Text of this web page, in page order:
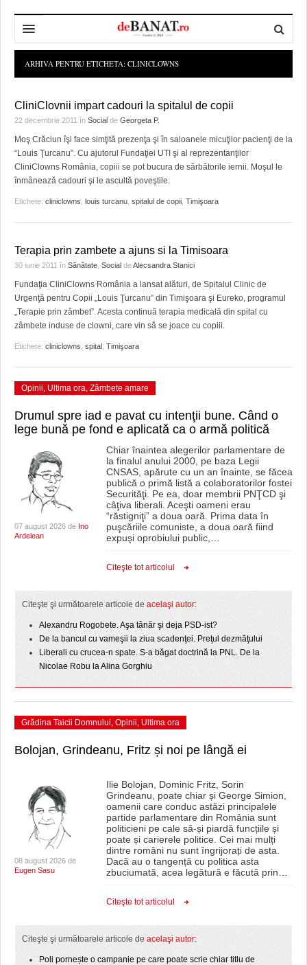
REDACȚIA DEBANAT
POLITICA DE COOKIES
POLITICA DE CONFIDENȚIALITATE
PRIMĂRIA TIMIŞOARA
CONSILIUL JUDEŢEAN TIMIŞ
PREFECTURA TIMIŞ
POLITICA
SPORT
POLI TIMISOARA
FOTBAL JUDETEAN
ALTE SPORTURI
OPINII
DOSARELE DEBANAT
ETICA LUCIDITĂȚII ASISTATE
JURNAL DE CAMPANIE
ZÂMBETE AMARE
GRĂDINA TAICII DOMNULUI
CU OIŞTEA-N KIERKEGAARD
FINANŢĂRI DE LA A LA Z
PE SURSE
TIMP LIBER ȘI CULTURĂ
TIMP LIBER
ULTRAMARIN VA RECOMANDA
CULTURA
CRONICĂ DE FILM
FILME DOCUMENTARE
CLIPURI VIDEO
JOCURI ONLINE
ECONOMIC
AFACERI
SĂNĂTATE
MAI MULTE
ACCIDENTE
INFO SI UTILE
CULTURA
INVATAMANT
JUSTITIE
FILME DOCUMENTARE
CLIPURI VIDEO
JOCURI ONLINE
FARMACII DIN TIMIŞOARA
HARTA TIMIŞOAREI
LICEE, ŞCOLI ŞI GRĂDINIŢE DIN TIMIŞ
SFATUL MEDICULUI
SFATURI JURIDICE
ARHIVA PENTRU ETICHETA: CLINICLOWNS
CliniClovnii impart cadouri la spitalul de copii
22 decembrie 2011 în Social de Georgeta P.
Moş Crăciun îşi face simţită prezenţa şi în saloanele micuţilor pacienţi de la
“Louis Ţurcanu”. Cu ajutorul Fundaţiei UTI şi al reprezentanţilor
CliniClowns România, copiii se pot bucura de sărbătorile iernii. Moşul le
înmânează cadouri şi le ascultă poveştile.
Etichete: cliniclowns louis turcanu spitalul de copii Timişoara
Terapia prin zambete a ajuns si la Timisoara
30 iunie 2011 în Sănătate Social deAlecsandra Stanici
Fundaţia CliniClowns România a lansat alături, de Spitalul Clinic de
Urgenţă pentru Copii „Louis Ţurcanu” din Timişoara şi Eureko, programul
„Terapie prin zâmbet”. Acesta continuă terapia medicală din spital cu
zâmbete induse de clowni, care vin să se joace cu copiii.
Etichete: cliniclowns spital Timişoara
Opinii, Ultima ora, Zâmbete amare
Drumul spre iad e pavat cu intenţii bune. Când o
lege bună pe fond e aplicată ca o armă politică
07 august 2026 de Ino
Ardelean
Chiar înaintea alegerilor parlamentare de
la finalul anului 2000, pe baza Legii
CNSAS, apărute cu un an înainte, se făcea
publică o primă listă a colaboratorilor fostei
Securităţi. Pe ea, doar membrii PNŢCD şi
câţiva liberali. Aceşti oameni erau
“răstigniţi” a doua oară. Prima data în
puşcăriile comuniste, a doua oară fiind
expuşi oprobiului public,
Citeşte tot articolul
Citeşte şi următoarele articole de acelaşi autor:
Alexandru Rogobete. Aşa tânăr şi deja PSD-ist?
De la bancul cu vameşii la ziua scadenţei. Preţul dezmăţului
Liberali cu crucea-n spate. S-a băgat doctrină la PNL. De la
Nicolae Robu la Alina Gorghiu
Grădina Taicii Domnului, Opinii, Ultima ora
Bolojan, Grindeanu, Fritz și noi pe lângă ei
08 august 2026 de
Eugen Sasu
Ilie Bolojan, Dominic Fritz, Sorin
Grindeanu, poate chiar și George Simion,
oamenii care conduc astăzi principalele
partide parlamentare din România sunt
politicieni pe cale să-și piardă funcțiile și
poate și carierele politice. Cei mai mulți
dintre români nu sunt îngrijorați de asta.
Dacă au o tangență cu politica asta
zbuciumată, acea legătură e făcută prin
Citeşte tot articolul
Citeşte şi următoarele articole de acelaşi autor:
Poli pornește o campanie pe care poate scrie chiar titlu de